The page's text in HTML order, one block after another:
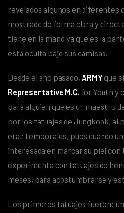
revelados algunos en diferentes
mostrado de forma clara y
tiene en la mano ya que es la
está oculta bajo sus camisas.
Desde el año pasado, ARMY que
Representative M.C. for Youth y
para alguien que es un maestro
por los tatuajes de Jungkook, al
eran temporales, pues cuando
interesada en marcar su piel
experimenta con tatuajes de
meses, para acostumbrarse y
Los primeros tatuajes fueron: